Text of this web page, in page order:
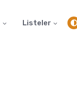
Listeler